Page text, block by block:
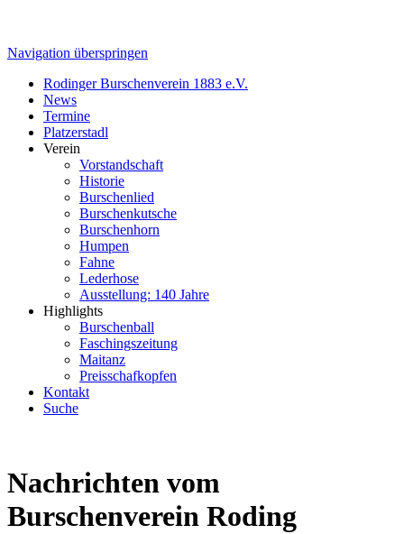
Navigation überspringen
Rodinger Burschenverein 1883 e.V.
News
Termine
Platzerstadl
Verein
Vorstandschaft
Historie
Burschenlied
Burschenkutsche
Burschenhorn
Humpen
Fahne
Lederhose
Ausstellung: 140 Jahre
Highlights
Burschenball
Faschingszeitung
Maitanz
Preisschafkopfen
Kontakt
Suche
Nachrichten vom
Burschenverein Roding